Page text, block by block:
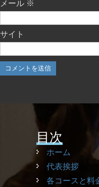
メール ※
サイト
目次
ホーム
代表挨拶
各コースと料